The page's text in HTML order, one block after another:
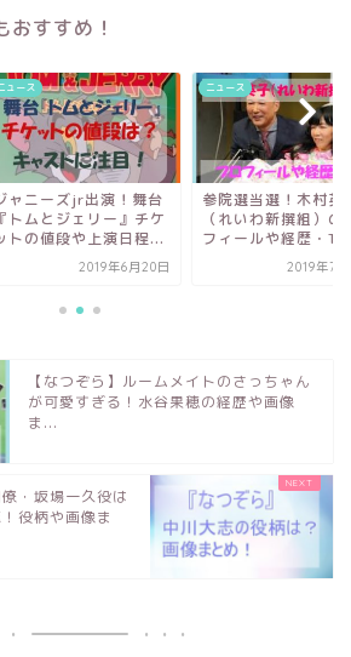
おすすめ！
ュース
ャニーズjr出演！舞台
『トムとジェリー』チケ
トの値段や上演日程...
2019年6月20日
ニュース
参院選当選！木村英
（れいわ新撰組）の
フィールや経歴・
2019年7
【なつぞら】ルームメイトのさっちゃん
が可愛すぎる！水谷果穂の経歴や画像
ま...
・坂場一久役は
役柄や画像ま